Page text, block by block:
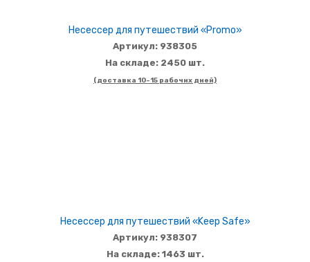
Несессер для путешествий «Promo»
Артикул: 938305
На складе: 2450 шт.
(доставка 10-15 рабочих дней)
Несессер для путешествий «Keep Safe»
Артикул: 938307
На складе: 1463 шт.